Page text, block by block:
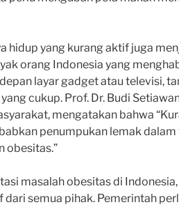
hidup yang kurang aktif juga
orang Indonesia yang
layar gadget atau televisi,
cukup. Prof. Dr. Budi
mengatakan bahwa
penumpukan lemak dalam
obesitas.”
masalah obesitas di
dari semua pihak. Pemerintah